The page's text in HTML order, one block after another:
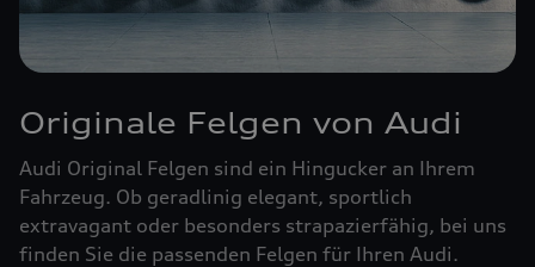
Originale Felgen von Audi
Audi Original Felgen sind ein Hingucker an Ihrem
Fahrzeug. Ob geradlinig elegant, sportlich
extravagant oder besonders strapazierfähig, bei uns
finden Sie die passenden Felgen für Ihren Audi.